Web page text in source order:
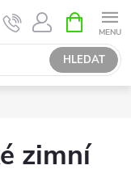
HLEDAT
NÁKUPNÍ
KOŠÍK
zimní